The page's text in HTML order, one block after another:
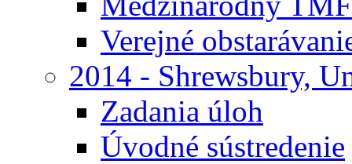
Verejné
2014 - Shrewsbury,
Zadania úloh
Úvodné sústredenie